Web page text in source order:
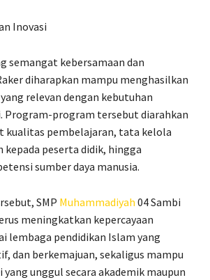
Inovasi
semangat kebersamaan dan
diharapkan mampu menghasilkan
relevan dengan kebutuhan
Program-program tersebut diarahkan
kualitas pembelajaran, tata kelola
kepada peserta didik, hingga
sumber daya manusia.
SMP Muhammadiyah 04 Sambi
meningkatkan kepercayaan
lembaga pendidikan Islam yang
dan berkemajuan, sekaligus mampu
unggul secara akademik maupun